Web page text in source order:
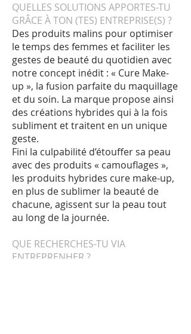
QUELLES SOLUTIONS APPORTES-TU
GRÂCE À TON (TES) ENTREPRISE(S) ?
Des produits malins pour optimiser
le temps des femmes et faciliter les
gestes de beauté du quotidien avec
notre concept inédit : « Cure Make-
up », la fusion parfaite du maquillage
et du soin. La marque propose ainsi
des créations hybrides qui à la fois
subliment et traitent en un unique
geste.
Fini la culpabilité d’étouffer sa peau
avec des produits « camouflages »,
les produits hybrides cure make-up,
en plus de sublimer la beauté de
chacune, agissent sur la peau tout
au long de la journée.
QUE RECHERCHES-TU VIA
ENTREPRENHER ?